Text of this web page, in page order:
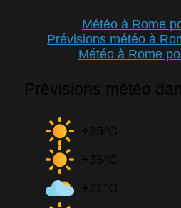
Météo à Rome
Prévisions météo à
Météo à Rome
Prévisions météo
+25°C
+35°C
+21°C